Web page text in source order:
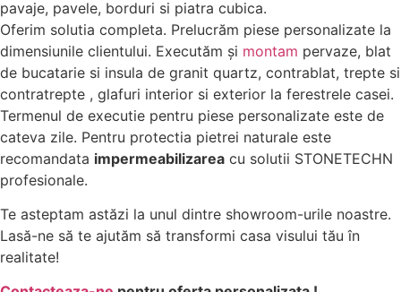
pavaje, pavele, borduri si piatra cubica.
Oferim solutia completa. Prelucrăm piese personalizate la
dimensiunile clientului. Executăm și montam pervaze, blat
de bucatarie si insula de granit quartz, contrablat, trepte si
contratrepte , glafuri interior si exterior la ferestrele casei.
Termenul de executie pentru piese personalizate este de
cateva zile. Pentru protectia pietrei naturale este
recomandata impermeabilizarea cu solutii STONETECHN
profesionale.
Te asteptam astăzi la unul dintre showroom-urile noastre.
Lasă-ne să te ajutăm să transformi casa visului tău în
realitate!